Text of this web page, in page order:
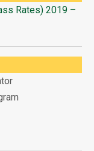
Rates) 2019 –